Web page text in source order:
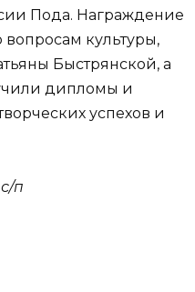
Пода. Награждение
вопросам культуры,
Быстрянской, а
дипломы и
успехов и
п